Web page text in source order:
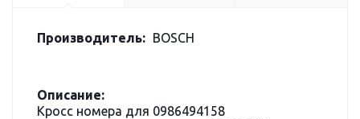
Производитель: BOSCH
Описание:
Кросс номера для 0986494158